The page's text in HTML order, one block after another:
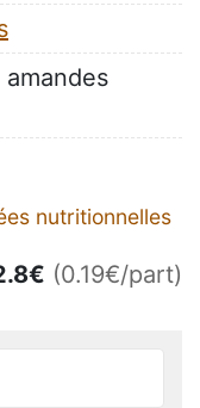
nutritionnelles
€ (0.19€/part)